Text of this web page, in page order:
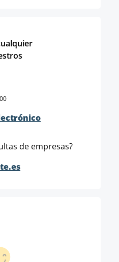
de empresas?